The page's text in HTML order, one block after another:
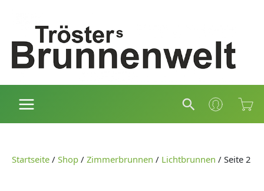
springen
Suchen
Startseite / Shop / Zimmerbrunnen / Lichtbrunnen / Seite 2